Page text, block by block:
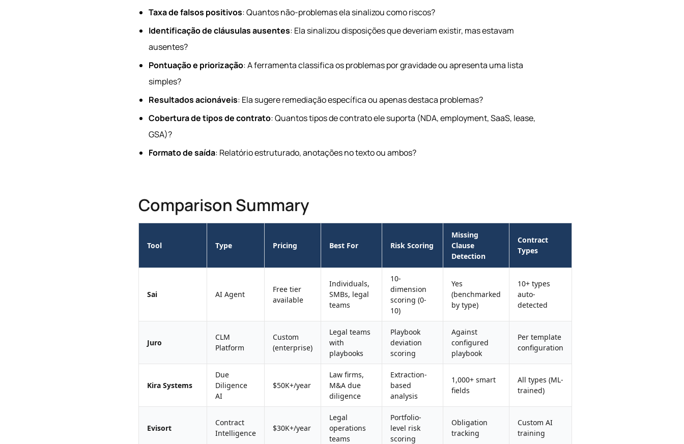
Taxa de falsos positivos: Quantos não-problemas ela sinalizou como riscos?
Identificação de cláusulas ausentes: Ela sinalizou disposições que deveriam existir, mas estavam
ausentes?
Pontuação e priorização: A ferramenta classifica os problemas por gravidade ou apresenta uma lista
simples?
Resultados acionáveis: Ela sugere remediação específica ou apenas destaca problemas?
Cobertura de tipos de contrato: Quantos tipos de contrato ele suporta (NDA, employment, SaaS, lease,
GSA)?
Formato de saída: Relatório estruturado, anotações no texto ou ambos?
Comparison Summary
Tool Type Pricing Best For Risk Scoring
Missing
Clause
Detection
Contract
Types
Sai AI Agent
Free tier
available
Individuals,
SMBs, legal
teams
10-
dimension
scoring (0-
10)
Yes
(benchmarked
by type)
10+ types
auto-
detected
Juro
CLM
Platform
Custom
(enterprise)
Legal teams
with
playbooks
Playbook
deviation
scoring
Against
configured
playbook
Per template
configuration
Kira Systems
Due
Diligence
AI
$50K+/year
Law firms,
M&A due
diligence
Extraction-
based
analysis
1,000+ smart
fields
All types (ML-
trained)
Evisort
Contract
Intelligence
$30K+/year
Legal
operations
teams
Portfolio-
level risk
scoring
Obligation
tracking
Custom AI
training